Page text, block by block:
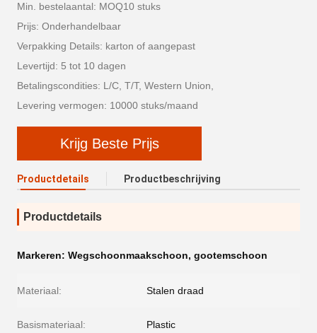
Min. bestelaantal: MOQ10 stuks
Prijs: Onderhandelbaar
Verpakking Details: karton of aangepast
Levertijd: 5 tot 10 dagen
Betalingscondities: L/C, T/T, Western Union,
Levering vermogen: 10000 stuks/maand
Krijg Beste Prijs
Productdetails Productbeschrijving
Productdetails
Markeren: Wegschoonmaakschoon, gootemschoon
Materiaal: Stalen draad
Basismateriaal: Plastic